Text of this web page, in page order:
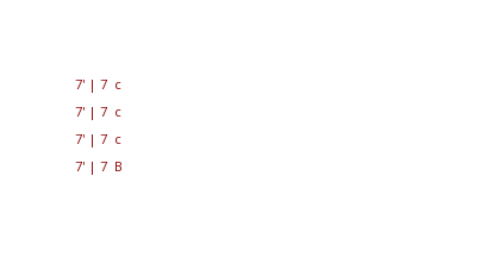
7'| 7 c
7'| 7 c
7'| 7 c
7'| 7 B